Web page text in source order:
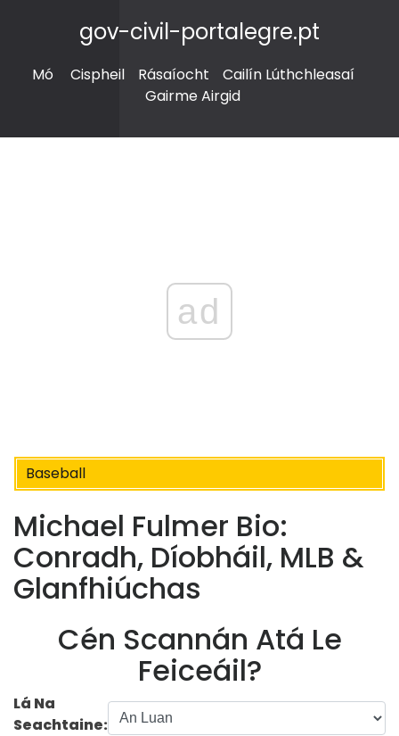
gov-civil-portalegre.pt
Mó Cispheil Rásaíocht
Cailín Lúthchleasaí
Gairme Airgid
ad
Baseball
Michael Fulmer Bio:
Conradh, Díobháil, MLB &
Glanfhiúchas
Cén Scannán Atá Le
Feiceáil?
Lá Na
Seachtaine: